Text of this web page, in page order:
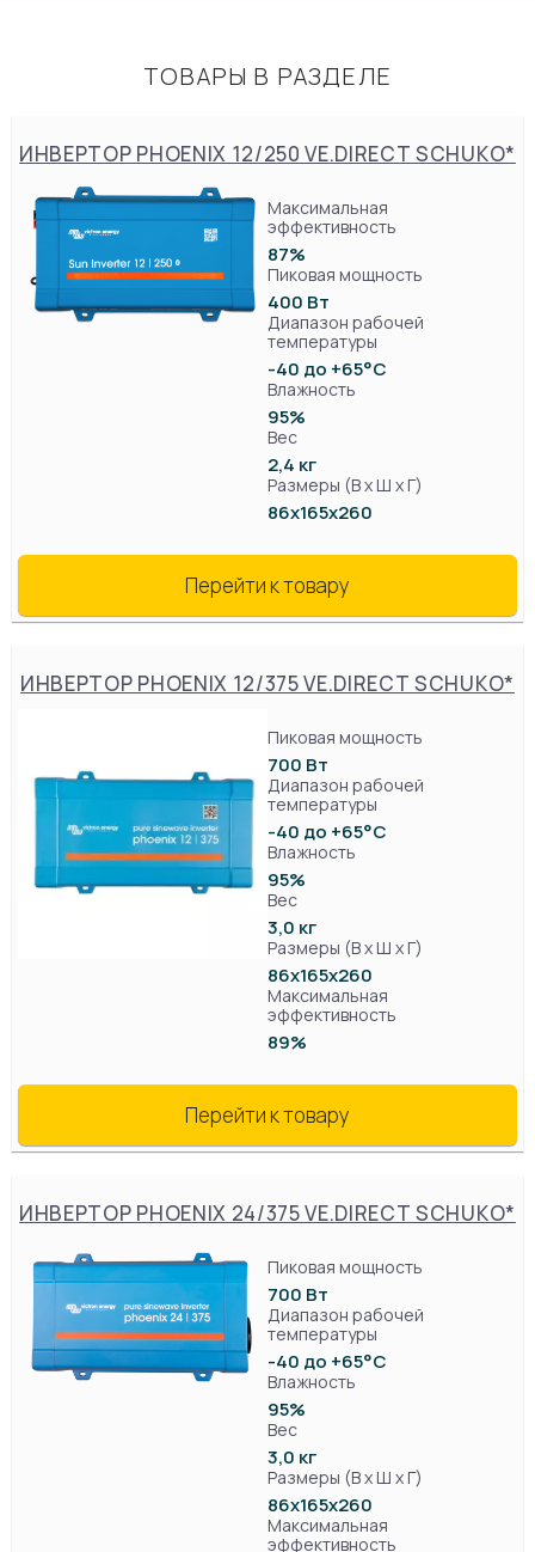
ТОВАРЫ В РАЗДЕЛЕ
ИНВЕРТОР PHOENIX 12/250 VE.DIRECT SCHUKO*
Максимальная
эффективность
87%
Пиковая мощность
400 Вт
Диапазон рабочей
температуры
-40 до +65°C
Влажность
95%
Вес
2,4 кг
Размеры (В х Ш х Г)
86x165x260
Перейти к товару
ИНВЕРТОР PHOENIX 12/375 VE.DIRECT SCHUKO*
Пиковая мощность
700 Вт
Диапазон рабочей
температуры
-40 до +65°C
Влажность
95%
Вес
3,0 кг
Размеры (В х Ш х Г)
86x165x260
Максимальная
эффективность
89%
Перейти к товару
ИНВЕРТОР PHOENIX 24/375 VE.DIRECT SCHUKO*
Пиковая мощность
700 Вт
Диапазон рабочей
температуры
-40 до +65°C
Влажность
95%
Вес
3,0 кг
Размеры (В х Ш х Г)
86x165x260
Максимальная
эффективность